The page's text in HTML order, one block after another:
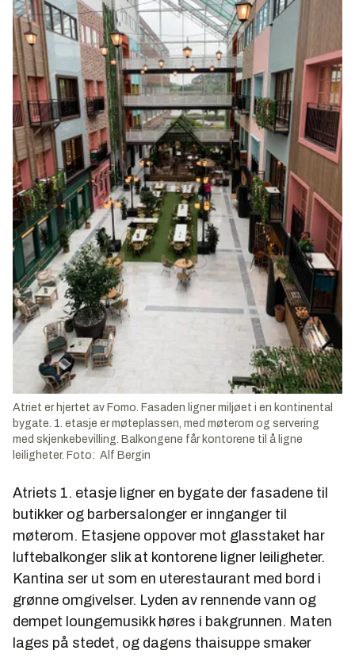
Atriet er hjertet av Fomo. Fasaden ligner miljøet i en kontinental
bygate. 1. etasje er møteplassen, med møterom og servering
med skjenkebevilling. Balkongene får kontorene til å ligne
leiligheter. Foto: Alf Bergin
Atriets 1. etasje ligner en bygate der fasadene til
butikker og barbersalonger er innganger til
møterom. Etasjene oppover mot glasstaket har
luftebalkonger slik at kontorene ligner leiligheter.
Kantina ser ut som en uterestaurant med bord i
grønne omgivelser. Lyden av rennende vann og
dempet loungemusikk høres i bakgrunnen. Maten
lages på stedet, og dagens thaisuppe smaker